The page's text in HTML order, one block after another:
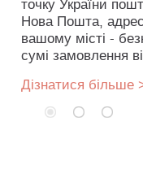
точку України
Нова Пошта,
вашому місті -
сумі замовлення
Дізнатися більше